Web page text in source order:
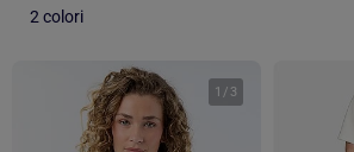
2 colori
1 / 3